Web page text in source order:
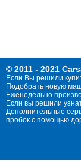
© 2011 - 2021
Если Вы решили
Подобрать новую
Еженедельно
Если вы решили
Дополнительные
пробок с помощью